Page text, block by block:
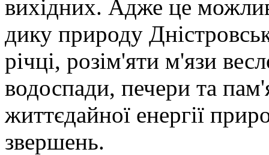
вихідних. Адже це
дику природу
річці, розім'яти м'язи
водоспади, печери та
життєдайної енергії
звершень.